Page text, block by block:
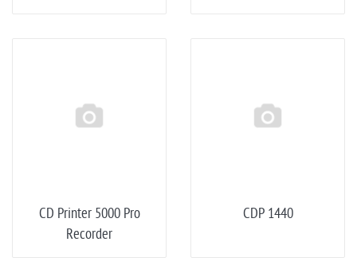
CD Printer 5000 Pro
Recorder
CDP 1440